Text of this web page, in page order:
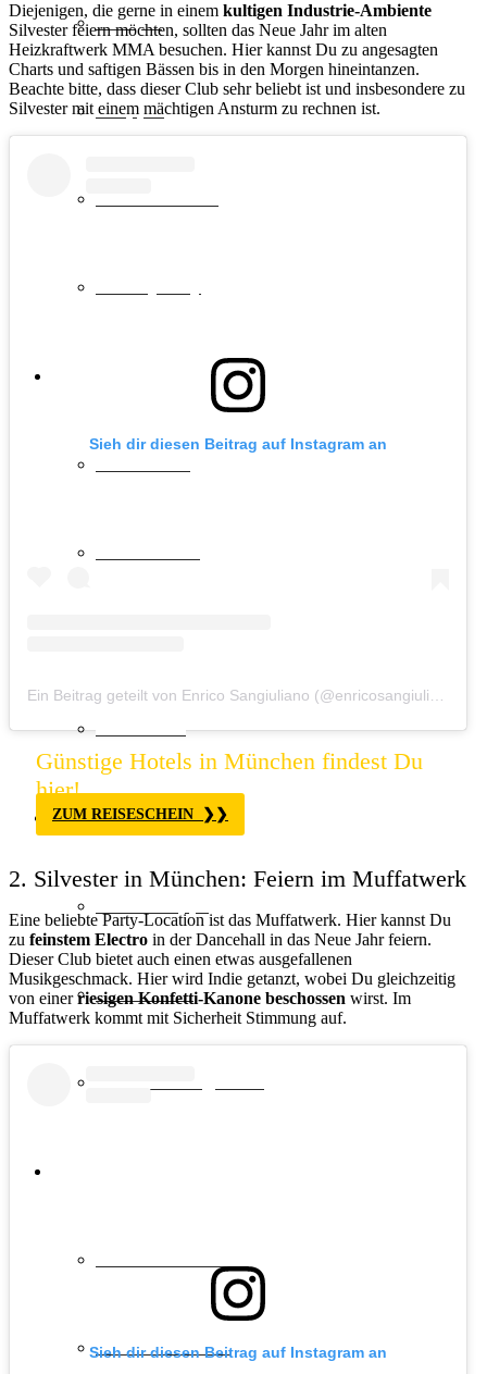
Camping
Shopping
Reisemagazin
Reisetrends
Städtereisen EU
Diejenigen, die gerne in einem kultigen Industrie-Ambiente
Silvester feiern möchten, sollten das Neue Jahr im alten
Heizkraftwerk MMA besuchen. Hier kannst Du zu angesagten
Charts und saftigen Bässen bis in den Morgen hineintanzen.
Beachte bitte, dass dieser Club sehr beliebt ist und insbesondere zu
Silvester mit einem mächtigen Ansturm zu rechnen ist.
Sieh dir diesen Beitrag auf Instagram an
Ein Beitrag geteilt von Enrico Sangiuliano (@enricosangiuliano)
Günstige Hotels in München findest Du
hier!
ZUM REISESCHEIN
2. Silvester in München: Feiern im Muffatwerk
Eine beliebte Party-Location ist das Muffatwerk. Hier kannst Du
zu feinstem Electro in der Dancehall in das Neue Jahr feiern.
Dieser Club bietet auch einen etwas ausgefallenen
Musikgeschmack. Hier wird Indie getanzt, wobei Du gleichzeitig
von einerriesigen Konfetti-Kanone beschossen wirst. Im
Muffatwerk kommt mit Sicherheit Stimmung auf.
Sieh dir diesen Beitrag auf Instagram an